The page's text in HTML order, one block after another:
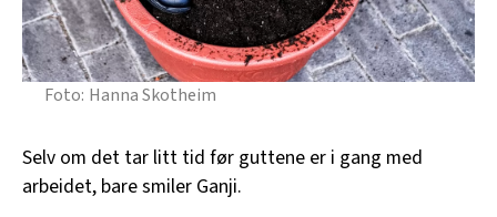
Hanna Skotheim
Selv om det tar litt tid før guttene er i gang med
arbeidet, bare smiler Ganji.